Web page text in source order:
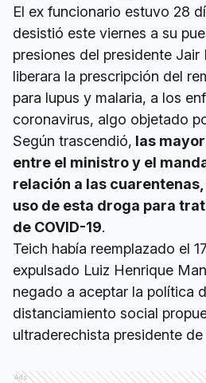
El ex funcionario estuvo 28
desistió este viernes a su
presiones del presidente
liberara la prescripción del
para lupus y malaria, a los
coronavirus, algo objetado
Según trascendió, las
entre el ministro y el
relación a las
uso de esta droga para
de COVID-19.
Teich había reemplazado el
expulsado Luiz Henrique
negado a aceptar la política
distanciamiento social
ultraderechista presidente de
Ads